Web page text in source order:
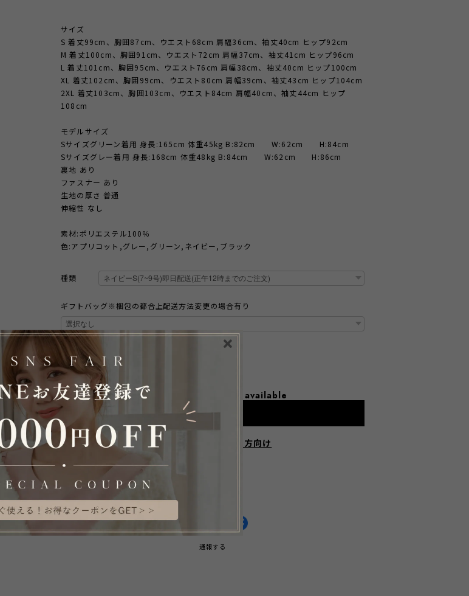
サイズ
S 着丈99cm、胸囲87cm、ウエスト68cm 肩幅36cm、袖丈40cm ヒップ92cm
M 着丈100cm、胸囲91cm、ウエスト72cm 肩幅37cm、袖丈41cm ヒップ96cm
L 着丈101cm、胸囲95cm、ウエスト76cm 肩幅38cm、袖丈40cm ヒップ100cm
XL 着丈102cm、胸囲99cm、ウエスト80cm 肩幅39cm、袖丈43cm ヒップ104cm
2XL 着丈103cm、胸囲103cm、ウエスト84cm 肩幅40cm、袖丈44cm ヒップ
108cm
モデルサイズ
Sサイズグリーン着用 身長:165cm 体重45kg B:82cm W:62cm H:84cm
Sサイズグレー着用 身長:168cm 体重48kg B:84cm W:62cm H:86cm
裏地 あり
ファスナー あり
生地の厚さ 普通
伸縮性 なし
素材:ポリエステル100％
色:アプリコット,グレー,グリーン,ネイビー,ブラック
種類
ギフトバッグ※梱包の都合上配送方法変更の場合有り
数量
International shipping available
Add to cart
日本国内にお住まいの方向け
通報する